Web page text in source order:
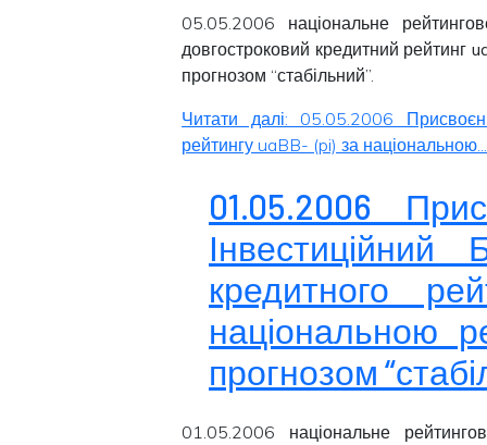
05.05.2006 національне
довгостроковий кредитний рейтинг
прогнозом “стабільний”.
Читати далі: 05.05.2006
рейтингу uaBB- (pi) за національною...
01.05.2006
Інвестиційний
кредитного
національною
прогнозом
01.05.2006 національне